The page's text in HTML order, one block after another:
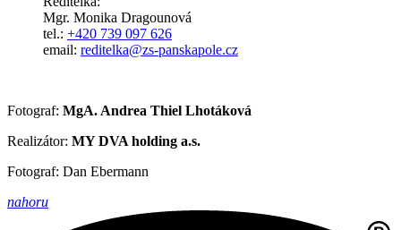
Mgr. Monika Dragounová
tel.: +420 739 097 626
email: reditelka@zs-panskapole.cz
Fotograf: MgA. Andrea Thiel Lhotáková
Realizátor: MY DVA holding a.s.
Fotograf: Dan Ebermann
nahoru